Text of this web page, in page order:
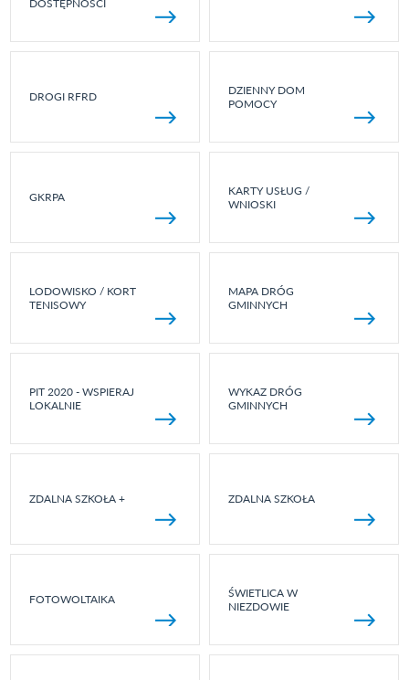
DOSTĘPNOŚCI
DROGI RFRD
DZIENNY DOM
POMOCY
GKRPA
KARTY USŁUG /
WNIOSKI
LODOWISKO / KORT
TENISOWY
MAPA DRÓG
GMINNYCH
PIT 2020 - WSPIERAJ
LOKALNIE
WYKAZ DRÓG
GMINNYCH
ZDALNA SZKOŁA + ZDALNA SZKOŁA
FOTOWOLTAIKA
ŚWIETLICA W
NIEZDOWIE